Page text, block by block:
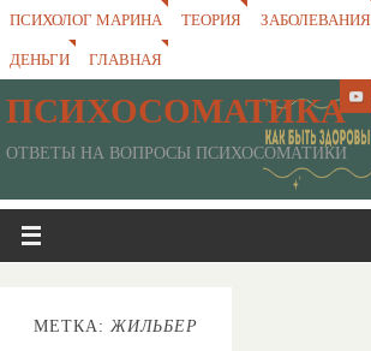
ПСИХОЛОГ МАРИНА ТЕОРИЯ ЗАБОЛЕВАНИЯ
ДЕНЬГИ
ГЛАВНАЯ
ПСИХОСОМАТИКА
ОТВЕТЫ НА ВОПРОСЫ ПСИХОСОМАТИКИ
МЕТКА:ЖИЛЬБЕР